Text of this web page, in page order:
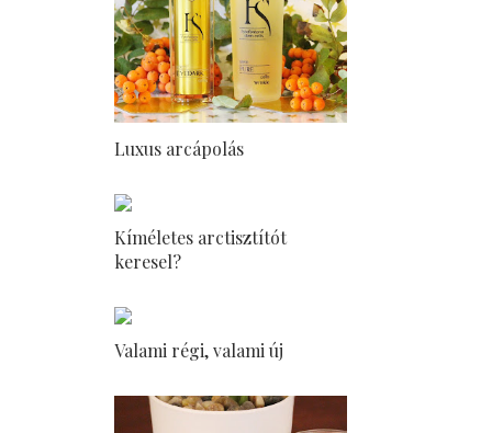
Luxus arcápolás
Kíméletes arctisztítót
keresel?
Valami régi, valami új